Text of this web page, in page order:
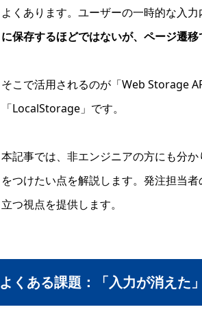
よくあります。ユーザーの一時的な入
に保存するほどではないが、ページ遷
そこで活用されるのが「Web Storage
「LocalStorage」です。
本記事では、非エンジニアの方にも分
をつけたい点を解説します。発注担当
立つ視点を提供します。
よくある課題：「入力が消えた